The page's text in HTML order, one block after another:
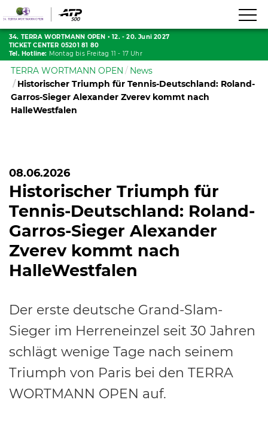
International
34. TERRA WORTMANN OPEN • 12. - 20. Juni 2027
TICKET CENTER 05201 81 80
Tel. Hotline: Montag bis Freitag 11 - 17 Uhr
TERRA WORTMANN OPEN
News
Historischer Triumph für Tennis-Deutschland: Roland-
Garros-Sieger Alexander Zverev kommt nach
HalleWestfalen
08.06.2026
Historischer Triumph für
Tennis-Deutschland: Roland-
Garros-Sieger Alexander
Zverev kommt nach
HalleWestfalen
Der erste deutsche Grand-Slam-
Sieger im Herreneinzel seit 30 Jahren
schlägt wenige Tage nach seinem
Triumph von Paris bei den TERRA
WORTMANN OPEN auf.